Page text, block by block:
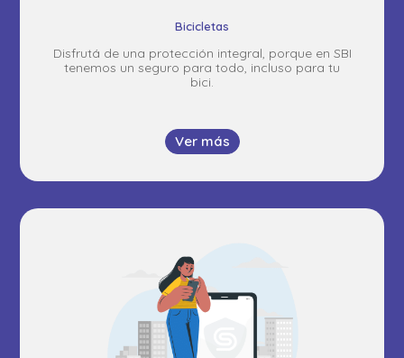
Bicicletas
Disfrutá de una protección integral, porque en SBI
tenemos un seguro para todo, incluso para tu
bici.
Ver más